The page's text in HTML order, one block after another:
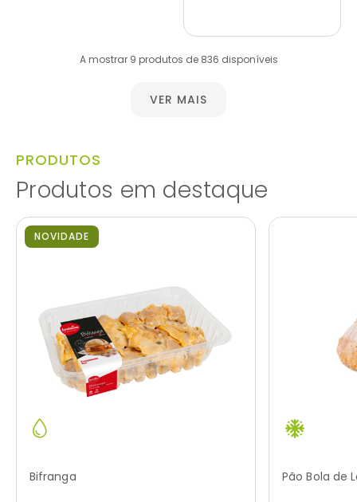
A mostrar 9 produtos de 836 disponíveis
VER MAIS
PRODUTOS
Produtos em destaque
NOVIDADE
Bifranga Pão Bola de